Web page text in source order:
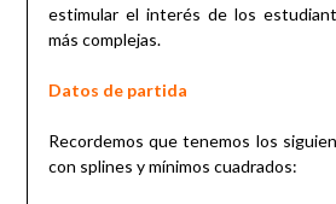
estimular el interés de los
más complejas.
Datos de partida
Recordemos que tenemos los
con splines y mínimos cuadrados: